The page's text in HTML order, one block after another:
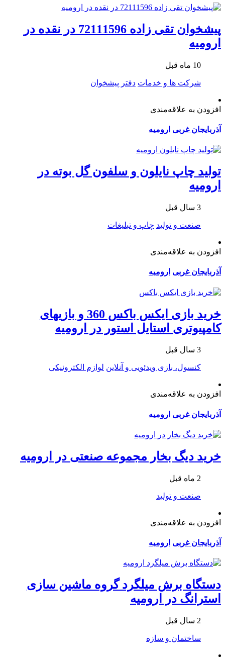
پیشخوان تقی زاده 72111596 در نقده در
ارومیه
10 ماه قبل
شرکت ها و خدمات دفتر پیشخوان
افزودن به علاقه‌مندی
آذربایجان غربی ارومیه
تولید چاپ نایلون و سلفون گل بوته در
ارومیه
3 سال قبل
صنعت و تولید چاپ و تبلیغات
افزودن به علاقه‌مندی
آذربایجان غربی ارومیه
خرید بازی ایکس باکس 360 و بازیهای
کامپیوتری استایل استور در ارومیه
3 سال قبل
کنسول، بازی‌ ویدئویی و آنلاین لوازم الکترونیکی
افزودن به علاقه‌مندی
آذربایجان غربی ارومیه
خرید دیگ بخار مجموعه صنعتی در ارومیه
2 ماه قبل
صنعت و تولید
افزودن به علاقه‌مندی
آذربایجان غربی ارومیه
دستگاه برش میلگرد گروه ماشین‌ سازی
استرانگ در ارومیه
2 سال قبل
ساختمان و سازه